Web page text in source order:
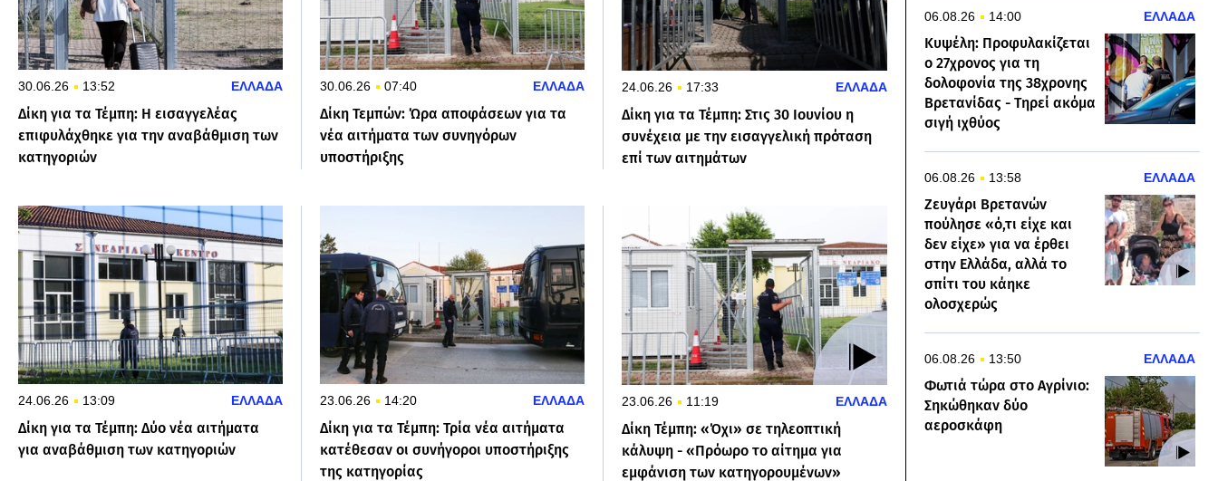
30.06.26 13:52 ΕΛΛΑΔΑ
Δίκη για τα Τέμπη: Η εισαγγελέας
επιφυλάχθηκε για την αναβάθμιση των
κατηγοριών
30.06.26 07:40 ΕΛΛΑΔΑ
Δίκη Τεμπών: Ώρα αποφάσεων για τα
νέα αιτήματα των συνηγόρων
υποστήριξης
24.06.26 17:33 ΕΛΛΑΔΑ
Δίκη για τα Τέμπη: Στις 30 Ιουνίου η
συνέχεια με την εισαγγελική πρόταση
επί των αιτημάτων
24.06.26 13:09 ΕΛΛΑΔΑ
Δίκη για τα Τέμπη: Δύο νέα αιτήματα
για αναβάθμιση των κατηγοριών
23.06.26 14:20 ΕΛΛΑΔΑ
Δίκη για τα Τέμπη: Τρία νέα αιτήματα
κατέθεσαν οι συνήγοροι υποστήριξης
της κατηγορίας
23.06.26 11:19 ΕΛΛΑΔΑ
Δίκη Τέμπη: «Όχι» σε τηλεοπτική
κάλυψη - «Πρόωρο το αίτημα για
εμφάνιση των κατηγορουμένων»
06.08.26 14:00 ΕΛΛΑΔΑ
Κυψέλη: Προφυλακίζεται
ο 27χρονος για τη
δολοφονία της 38χρονης
Βρετανίδας - Τηρεί ακόμα
σιγή ιχθύος
06.08.26 13:58 ΕΛΛΑΔΑ
​Ζευγάρι Βρετανών
πούλησε «ό,τι είχε και
δεν είχε» για να έρθει
στην Ελλάδα, αλλά το
σπίτι του κάηκε
ολοσχερώς
06.08.26 13:50 ΕΛΛΑΔΑ
Φωτιά τώρα στο Αγρίνιο:
Σηκώθηκαν δύο
αεροσκάφη